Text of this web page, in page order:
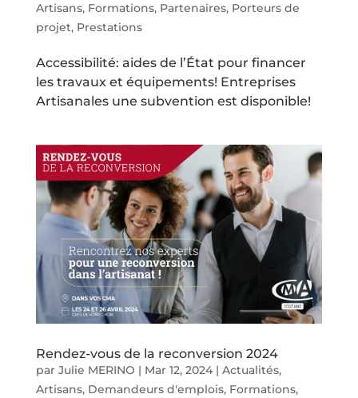
Artisans, Formations, Partenaires, Porteurs de
projet, Prestations
Accessibilité: aides de l’État pour financer
les travaux et équipements! Entreprises
Artisanales une subvention est disponible!
Rendez-vous de la reconversion 2024
par Julie MERINO | Mar 12, 2024| Actualités,
Artisans, Demandeurs d'emplois, Formations,